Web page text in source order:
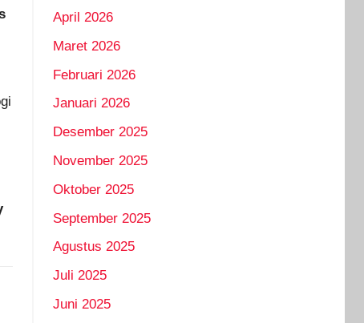
April 2026
Maret 2026
Februari 2026
Januari 2026
Desember 2025
November 2025
Oktober 2025
September 2025
Agustus 2025
Juli 2025
Juni 2025